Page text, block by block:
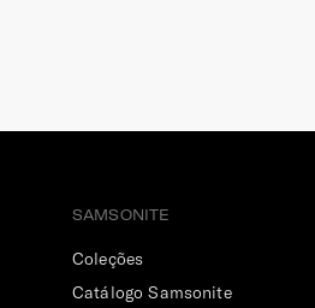
SAMSONITE
Coleções
Catálogo Samsonite